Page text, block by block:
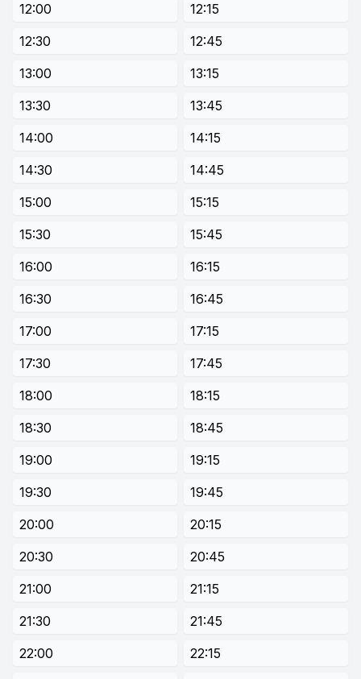
12:00
12:15
12:30
12:45
13:00
13:15
13:30
13:45
14:00
14:15
14:30
14:45
15:00
15:15
15:30
15:45
16:00
16:15
16:30
16:45
17:00
17:15
17:30
17:45
18:00
18:15
18:30
18:45
19:00
19:15
19:30
19:45
20:00
20:15
20:30
20:45
21:00
21:15
21:30
21:45
22:00
22:15